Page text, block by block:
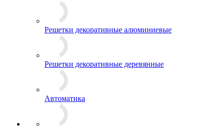
Решетки декоративные алюминиевые
Решетки декоративные деревянные
Автоматика